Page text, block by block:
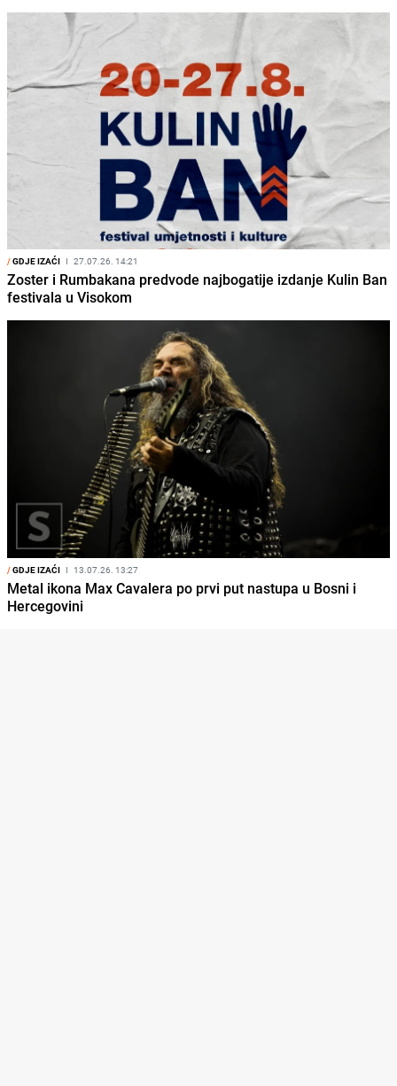
/GDJE IZAĆI I 27.07.26. 14:21
Zoster i Rumbakana predvode najbogatije izdanje Kulin Ban
festivala u Visokom
/GDJE IZAĆI I 13.07.26. 13:27
Metal ikona Max Cavalera po prvi put nastupa u Bosni i
Hercegovini